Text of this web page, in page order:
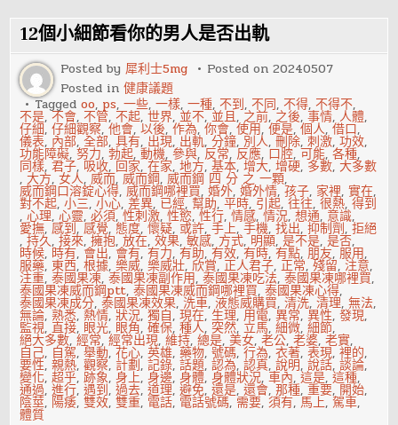
出
現
這
3
種
情
況，
應
警
惕
是
攝
護
腺
癌
的
信
號
12個小細節看你的男人是否出軌
Posted by犀利士5mg Posted on20240507
Posted in健康議題
Taggedoo, ps,一些,一樣,一種,不到,不同,不得,不得不,
不是,不會,不管,不起,世界,並不,並且, 之前, 之後,事情,人體,
仔細,仔細觀察,他會,以後,作為,你會,使用,便是,個人,借口,
儀表, 內部,全部,具有, 出現, 出軌,分鐘, 別人,刪除,刺激,功效,
功能障礙,努力,勃起,動機,參與, 反常, 反應, 口腔,可能,各種,
同樣,君子, 吸收, 回家,在家,地方,基本,增大,增硬, 多數,大多數
,大方,女人,威而,威而鋼,威而鋼 四 分 之 一顆,
威而鋼口溶錠心得,威而鋼哪裡買,婚外,婚外情,孩子, 家裡,實在,
對不起,小三,小心,差異, 已經,幫助,平時, 引起,往往,很熱,得到
,心理,心靈,必須,性刺激,性慾,性行,情感,情況,想通, 意識,
愛撫,感到,感覺, 態度,懷疑, 或許,手上,手機,找出,抑制劑,拒絕
,持久,接來,擁抱,放在,效果,敏感, 方式, 明顯,是不是,是否,
時候, 時有, 會出, 會有,有力,有助,有效,有時,有點,朋友,服用,
服藥,東西,根據,樂威,樂威壯,欣賞,正人君子,正常,殘留, 注意,
注重,泰國果凍,泰國果凍副作用,泰國果凍吃法,泰國果凍哪裡買,
泰國果凍威而鋼ptt,泰國果凍威而鋼哪裡買,泰國果凍心得,
泰國果凍成分,泰國果凍效果, 洗車,液態威購買,清洗,清理,無法,
無論,熟悉,熱情,狀況,獨自,現在,生理, 用電,異常,異性,發現,
監視,直接, 眼光, 眼角,確保,種人,突然,立馬,細微,細節,
絕大多數,經常,經常出現,維持,總是,美女,老公,老婆,老實,
自己, 自駕,舉動,花心,英雄,藥物,號碼,行為,衣著,表現,裡的,
要性,親熱,觀察, 計劃,記錄,話題,認為,認真,說明,說話,談論,
變化,超乎,跡象,身上,身邊,身體,身體狀況,車內,這是,這種,
通過,進行,遇到,過去,道理,避免,還是,還會,那種,重要, 開始,
陰莖, 陽痿,雙效,雙重, 電話, 電話號碼, 需要,須有, 馬上,駕車,
體質